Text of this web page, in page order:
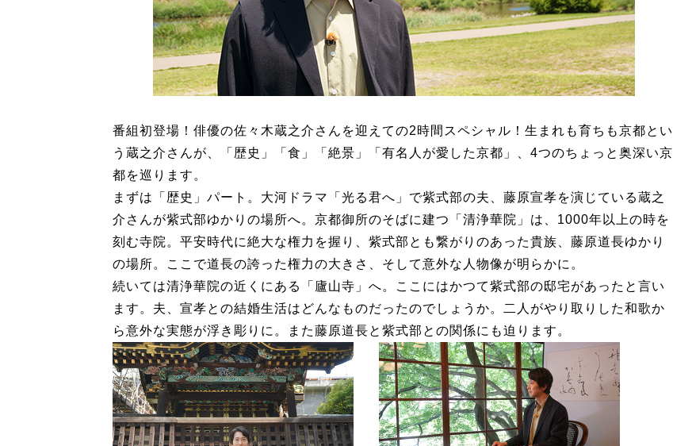
番組初登場！俳優の佐々木蔵之介さんを迎えての2時間スペシャル！生まれも育ちも京都とい
う蔵之介さんが、「歴史」「食」「絶景」「有名人が愛した京都」、4つのちょっと奥深い京
都を巡ります。
まずは「歴史」パート。大河ドラマ「光る君へ」で紫式部の夫、藤原宣孝を演じている蔵之
介さんが紫式部ゆかりの場所へ。京都御所のそばに建つ「清浄華院」は、1000年以上の時を
刻む寺院。平安時代に絶大な権力を握り、紫式部とも繋がりのあった貴族、藤原道長ゆかり
の場所。ここで道長の誇った権力の大きさ、そして意外な人物像が明らかに。
続いては清浄華院の近くにある「廬山寺」へ。ここにはかつて紫式部の邸宅があったと言い
ます。夫、宣孝との結婚生活はどんなものだったのでしょうか。二人がやり取りした和歌か
ら意外な実態が浮き彫りに。また藤原道長と紫式部との関係にも迫ります。